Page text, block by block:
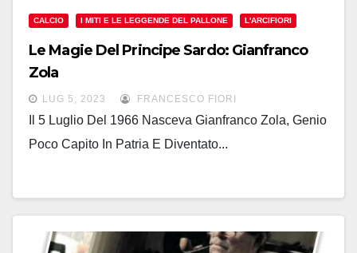
CALCIO I MITI E LE LEGGENDE DEL PALLONE L'ARCIFIORI
Le Magie Del Principe Sardo: Gianfranco
Zola
LUG 5, 2023 FRANCESCO FIORI
Il 5 Luglio Del 1966 Nasceva Gianfranco Zola, Genio
Poco Capito In Patria E Diventato...